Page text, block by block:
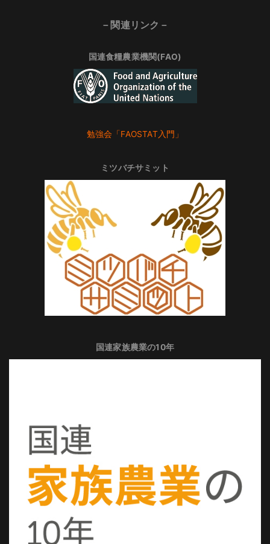
－関連リンク－
国連食糧農業機関(FAO)
勉強会「FAOSTAT入門」
ミツバチサミット
国連家族農業の10年